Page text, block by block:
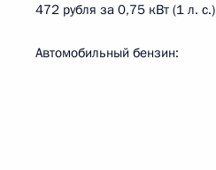
472 рубля за 0,75 кВт (1 л. с.)
Автомобильный бензин: